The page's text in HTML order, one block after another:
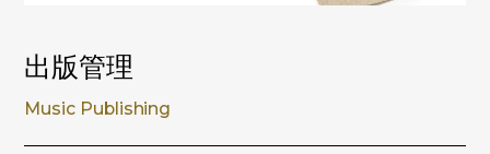
出版管理
Music Publishing